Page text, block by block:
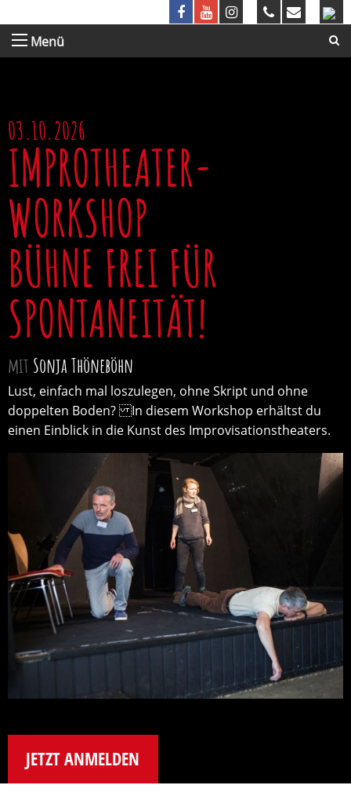
Menü
03.10.2026
IMPROTHEATER-
WORKSHOP
BÜHNE FREI FÜR
SPONTANEITÄT!
mit Sonja Thöneböhn
Lust, einfach mal loszulegen, ohne Skript und ohne
doppelten Boden? In diesem Workshop erhältst du
einen Einblick in die Kunst des Improvisationstheaters.
JETZT ANMELDEN